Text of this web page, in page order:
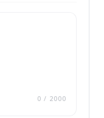
0 / 2000